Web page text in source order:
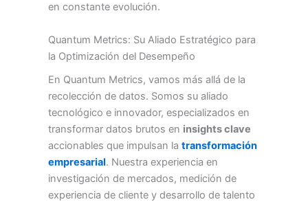
en constante evolución.
Quantum Metrics: Su Aliado Estratégico para
la Optimización del Desempeño
En Quantum Metrics, vamos más allá de la
recolección de datos. Somos su aliado
tecnológico e innovador, especializados en
transformar datos brutos en insights clave
accionables que impulsan la transformación
empresarial. Nuestra experiencia en
investigación de mercados, medición de
experiencia de cliente y desarrollo de talento